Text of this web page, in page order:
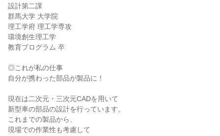
設計第二課
群馬大学 大学院
理工学府 理工学専攻
環境創生理工学
教育プログラム 卒
◎これが私の仕事
自分が携わった部品が製品に！
現在は二次元・三次元CADを用いて
新型車の部品の設計を行っています。
これまでの製品から、
現場での作業性も考慮して